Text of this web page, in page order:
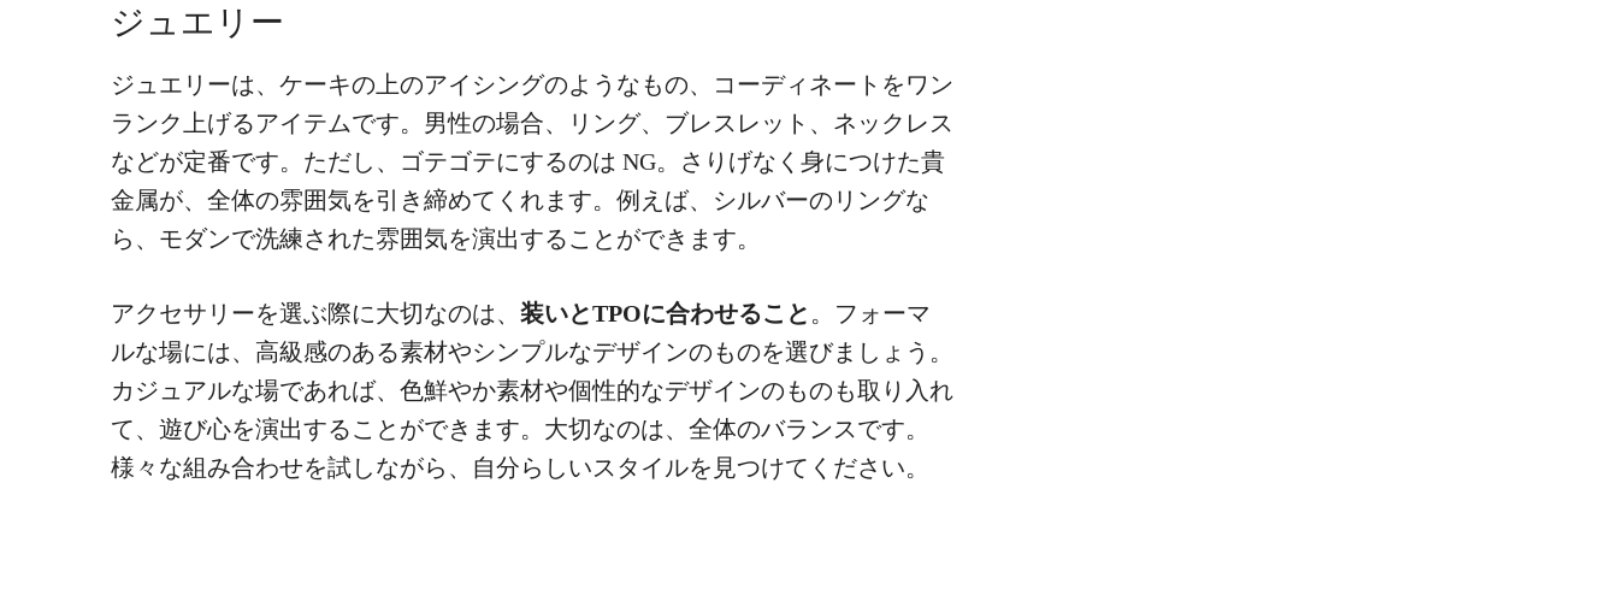
ジュエリー
ジュエリーは、ケーキの上のアイシングのようなもの、コーディネートをワン
ランク上げるアイテムです。男性の場合、リング、ブレスレット、ネックレス
などが定番です。ただし、 ゴテゴテにするのは NG。さりげなく身につけた貴
金属が、全体の雰囲気を引き締めてくれます。 例えば、シルバーのリングな
ら、モダンで洗練された雰囲気を演出することができます。
アクセサリーを選ぶ際に大切なのは、 装いとTPOに合わせること 。フォーマ
ルな場には、高級感のある素材やシンプルなデザインのものを選びましょう。
カジュアルな場であれば、色鮮やか素材や個性的なデザインのものも取り入れ
て、遊び心を演出することができます。大切なのは、全体のバランスです。
様々な組み合わせを試しながら、自分らしいスタイルを見つけてください。